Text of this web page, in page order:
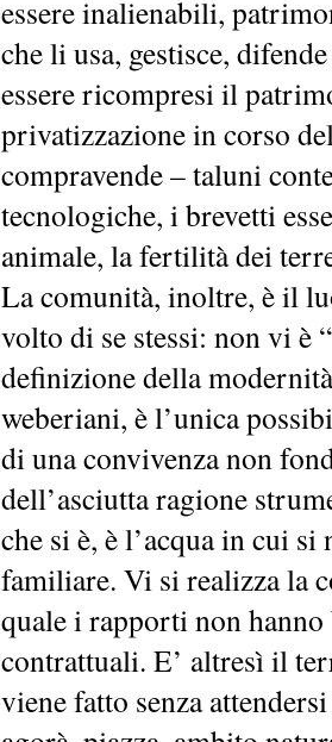
essere inalienabili,
che li usa, gestisce,
essere ricompresi il
privatizzazione in corso
compravende – taluni
tecnologiche, i brevetti
animale, la fertilità dei
La comunità, inoltre, è il
volto di se stessi: non vi è
definizione della
weberiani, è l’unica
di una convivenza non
dell’asciutta ragione
che si è, è l’acqua in cui
familiare. Vi si realizza la
quale i rapporti non
contrattuali. E’ altresì il
viene fatto senza